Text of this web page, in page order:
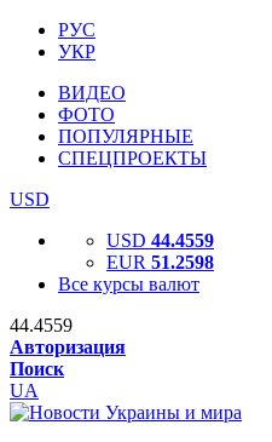
РУС
УКР
ВИДЕО
ФОТО
ПОПУЛЯРНЫЕ
СПЕЦПРОЕКТЫ
USD
USD 44.4559
EUR 51.2598
Все курсы валют
44.4559
Авторизация
Поиск
UA